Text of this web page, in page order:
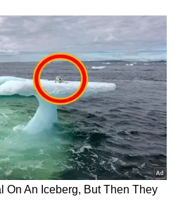
ಸುಧೀರ್ ಭವಿಷ್ಯ ಹೇಳಿದ
ಏನು ಹೇಳಿದ್ರು ನೋಡಿ!
ಪ್ರಾಣ":
| Rishab
News
ಇಳಿಕೆ: ಮೋದಿ-
| India US